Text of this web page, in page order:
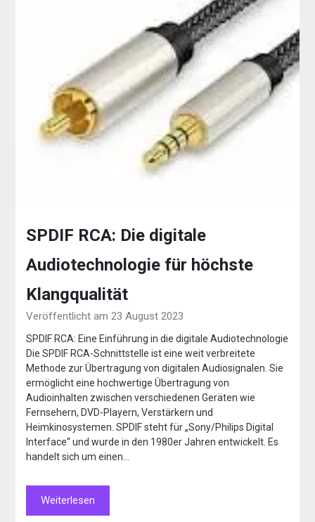
SPDIF RCA: Die digitale
Audiotechnologie für höchste
Klangqualität
Veröffentlicht am 23 August 2023
SPDIF RCA: Eine Einführung in die digitale Audiotechnologie
Die SPDIF RCA-Schnittstelle ist eine weit verbreitete
Methode zur Übertragung von digitalen Audiosignalen. Sie
ermöglicht eine hochwertige Übertragung von
Audioinhalten zwischen verschiedenen Geräten wie
Fernsehern, DVD-Playern, Verstärkern und
Heimkinosystemen. SPDIF steht für „Sony/Philips Digital
Interface“ und wurde in den 1980er Jahren entwickelt. Es
handelt sich um einen…
Weiterlesen